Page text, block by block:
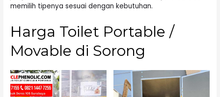
memilih tipenya sesuai dengan kebutuhan.
Harga Toilet Portable /
Movable di Sorong